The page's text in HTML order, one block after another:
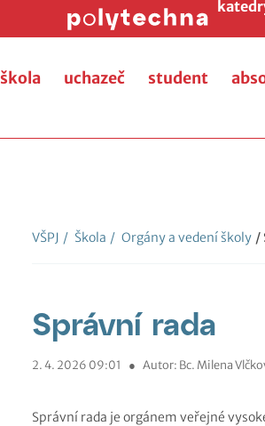
škola uchazeč student
VŠPJ / Škola / Orgány a vedení školy /
Správní rada
2. 4. 2026 09:01 ● Autor: Bc. Milena
Správní rada je orgánem veřejné